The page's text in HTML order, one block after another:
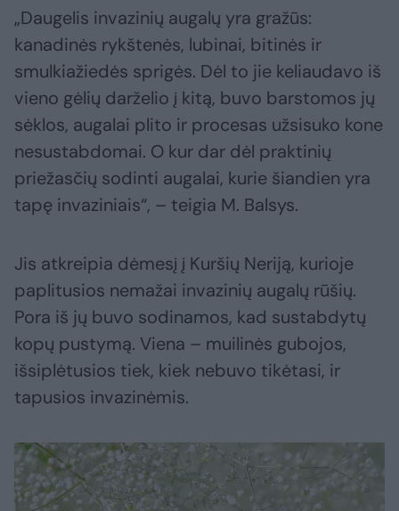
„Daugelis invazinių augalų yra gražūs:
kanadinės rykštenės, lubinai, bitinės ir
smulkiažiedės sprigės. Dėl to jie keliaudavo iš
vieno gėlių darželio į kitą, buvo barstomos jų
sėklos, augalai plito ir procesas užsisuko kone
nesustabdomai. O kur dar dėl praktinių
priežasčių sodinti augalai, kurie šiandien yra
tapę invaziniais“, – teigia M. Balsys.
Jis atkreipia dėmesį į Kuršių Neriją, kurioje
paplitusios nemažai invazinių augalų rūšių.
Pora iš jų buvo sodinamos, kad sustabdytų
kopų pustymą. Viena – muilinės gubojos,
išsiplėtusios tiek, kiek nebuvo tikėtasi, ir
tapusios invazinėmis.